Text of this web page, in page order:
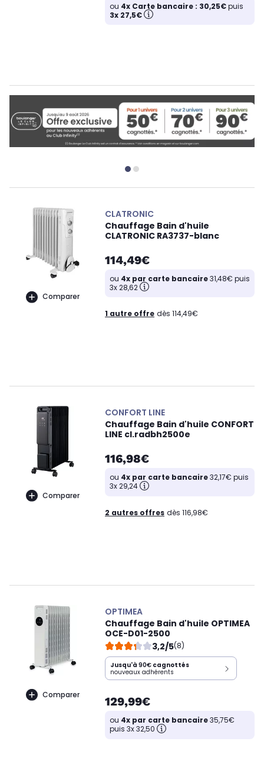
ou 4x Carte bancaire : 30,25€puis
3x 27,5€
Comparer
CLATRONIC
Chauffage Bain d'huile
CLATRONIC RA3737-blanc
114,49€
ou 4x par carte bancaire31,48€ puis
3x 28,62
1 autre offre dès 114,49€
Comparer
CONFORT LINE
Chauffage Bain d'huile CONFORT
LINE cl.radbh2500e
116,98€
ou 4x par carte bancaire32,17€ puis
3x 29,24
2 autres offres dès 116,98€
Comparer
OPTIMEA
Chauffage Bain d'huile OPTIMEA
OCE-D01-2500
3,2/5(8)
Jusqu'à 90€ cagnottés
nouveaux adhérents
129,99€
ou 4x par carte bancaire35,75€
puis 3x 32,50